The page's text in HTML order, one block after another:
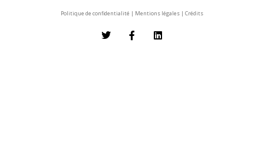
Politique de confidentialité | Mentions légales | Crédits